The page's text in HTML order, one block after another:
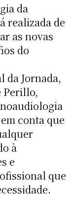
da
realizada de
as novas
do
da Jornada,
Perillo,
conta que
à
e
que